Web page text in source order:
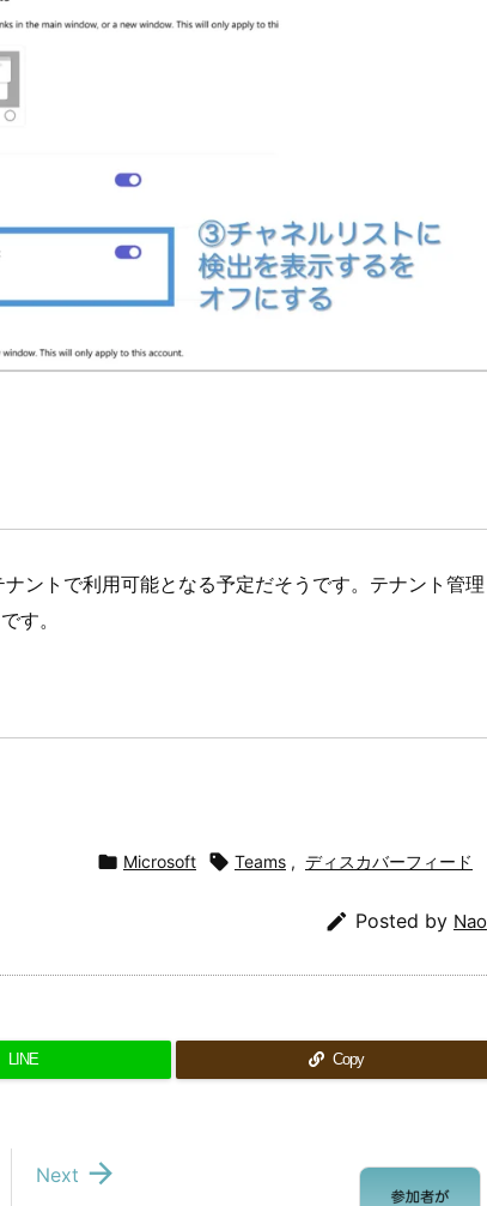
ントで利用可能となる予定だそうです。テナント管理
す。
 Microsoft  Teams , ディスカバーフィード
 Posted by Nao
LINE Copy

Next